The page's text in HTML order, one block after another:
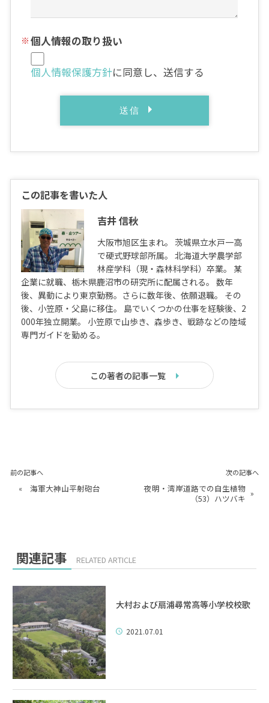
個人情報の取り扱い
個人情報保護方針に同意し、送信する
この記事を書いた人
吉井 信秋
大阪市旭区生まれ。 茨城県立水戸一高
で硬式野球部所属。 北海道大学農学部
林産学科（現・森林科学科）卒業。 某
企業に就職、栃木県鹿沼市の研究所に配属される。 数年
後、異動により東京勤務。さらに数年後、依願退職。 その
後、小笠原・父島に移住。 島でいくつかの仕事を経験後、2
000年独立開業。 小笠原で山歩き、森歩き、戦跡などの陸域
専門ガイドを勤める。
この著者の記事一覧
前の記事へ
« 海軍大神山平射砲台
次の記事へ
夜明・湾岸道路での自生植物
（53）ハツバキ »
関連記事 RELATED ARTICLE
大村および扇浦尋常高等小学校校歌
2021.07.01